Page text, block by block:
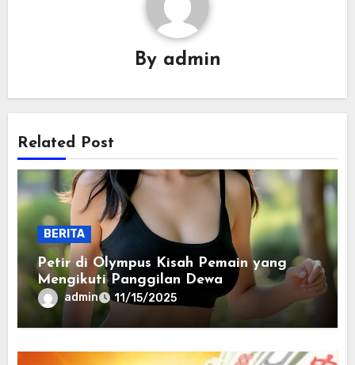
By admin
Related Post
BERITA
Petir di Olympus Kisah Pemain yang
Mengikuti Panggilan Dewa
admin 11/15/2025